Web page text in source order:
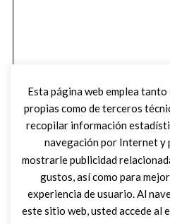
Esta página web emplea tanto
propias como de terceros
recopilar información
navegación por Internet y
mostrarle publicidad
gustos, así como para
experiencia de usuario. Al
este sitio web, usted accede al